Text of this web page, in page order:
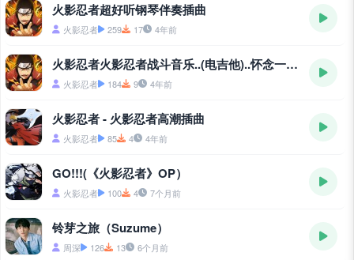
火影忍者超好听钢琴伴奏插曲
火影忍者 259 17 4年前
火影忍者火影忍者战斗音乐..(电吉他)..怀念一下吧
火影忍者 184 9 4年前
火影忍者 - 火影忍者高潮插曲
火影忍者 85 4 4年前
GO!!!(《火影忍者》OP）
火影忍者 100 4 7个月前
铃芽之旅（Suzume）
周深 126 13 6个月前